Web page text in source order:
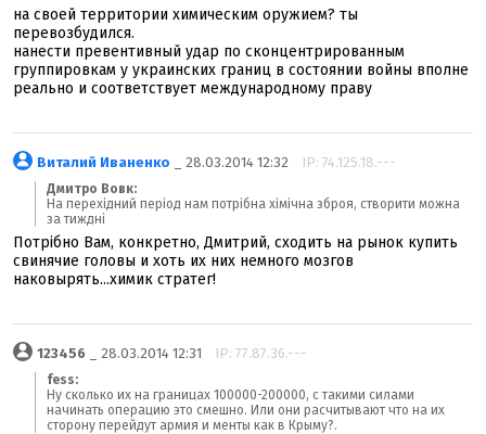
на своей территории химическим оружием? ты
перевозбудился.
нанести превентивный удар по сконцентрированным
группировкам у украинских границ в состоянии войны вполне
реально и соответствует международному праву
Виталий Иваненко _ 28.03.2014 12:32 IP: 74.125.18.---
Дмитро Вовк:
На перехідний період нам потрібна хімічна зброя, створити можна
за тиждні
Потрiбно Вам, конкретно, Дмитрий, сходить на рынок купить
свинячие головы и хоть их них немного мозгов
наковырять...химик стратег!
123456 _ 28.03.2014 12:31 IP: 77.87.36.---
fess:
Ну сколько их на границах 100000-200000, с такими силами
начинать операцию это смешно. Или они расчитывают что на их
сторону перейдут армия и менты как в Крыму?.